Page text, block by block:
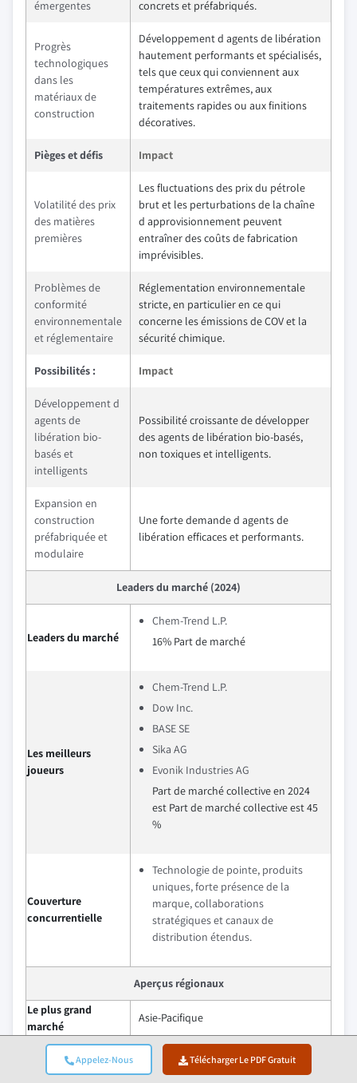
Appelez-Nous Télécharger Le PDF Gratuit
émergentes
concrets et préfabriqués.
Progrès
technologiques
dans les
matériaux de
construction
Développement d agents de libération
hautement performants et spécialisés,
tels que ceux qui conviennent aux
températures extrêmes, aux
traitements rapides ou aux finitions
décoratives.
Pièges et défis Impact
Volatilité des prix
des matières
premières
Les fluctuations des prix du pétrole
brut et les perturbations de la chaîne
d approvisionnement peuvent
entraîner des coûts de fabrication
imprévisibles.
Problèmes de
conformité
environnementale
et réglementaire
Réglementation environnementale
stricte, en particulier en ce qui
concerne les émissions de COV et la
sécurité chimique.
Possibilités : Impact
Développement d
agents de
libération bio-
basés et
intelligents
Possibilité croissante de développer
des agents de libération bio-basés,
non toxiques et intelligents.
Expansion en
construction
préfabriquée et
modulaire
Une forte demande d agents de
libération efficaces et performants.
Leaders du marché (2024)
Leaders du marché
Chem-Trend L.P.
16% Part de marché
Les meilleurs
joueurs
Chem-Trend L.P.
Dow Inc.
BASE SE
Sika AG
Evonik Industries AG
Part de marché collective en 2024
est Part de marché collective est 45
%
Couverture
concurrentielle
Technologie de pointe, produits
uniques, forte présence de la
marque, collaborations
stratégiques et canaux de
distribution étendus.
Aperçus régionaux
Le plus grand
marché
Asie-Pacifique
Marché en pleine
croissance